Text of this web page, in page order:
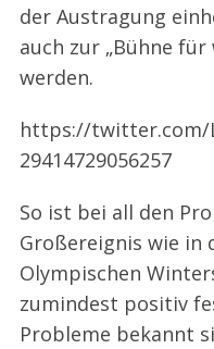
der Austragung
auch zur „Bühne
werden.
https://twitter.com/
29414729056257
So ist bei all den
Großereignis wie in
Olympischen
zumindest positiv
Probleme bekannt